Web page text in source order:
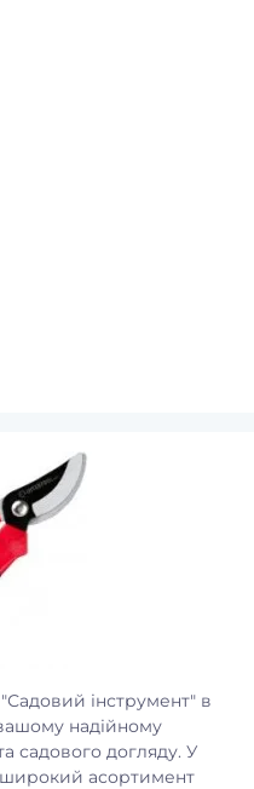
інструмент" в
надійному
садового догляду. У
асортимент